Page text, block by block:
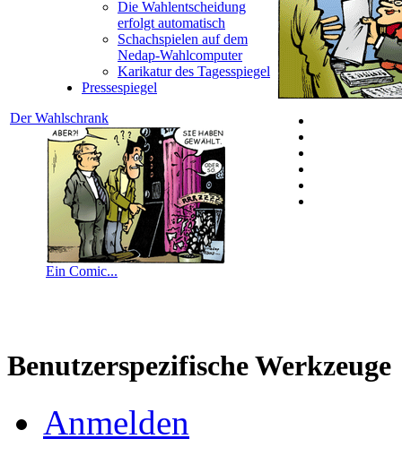
Die Wahlentscheidung
erfolgt automatisch
Schachspielen auf dem
Nedap-Wahlcomputer
Karikatur des Tagesspiegel
Pressespiegel
Der Wahlschrank
Ein Comic...
Benutzerspezifische Werkzeuge
Anmelden